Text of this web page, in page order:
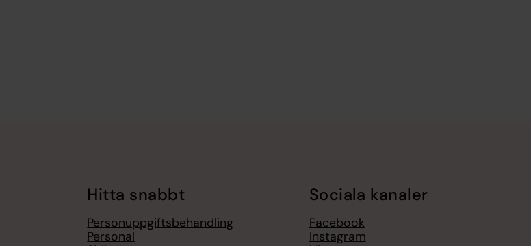
Hitta snabbt
Personuppgiftsbehandling
Personal
Sociala kanaler
Facebook
Instagram